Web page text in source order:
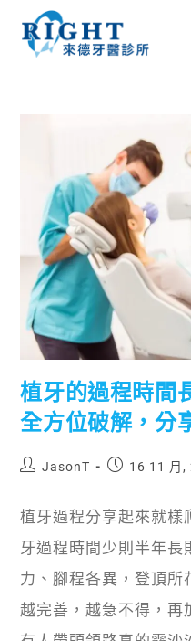
植牙的過程時間
全方位破解，分
JasonT 16 11 月,
植牙過程分享起來就樣
牙過程時間少則半年長
力、腳程各異，登頂所
越完善，越急不得，再